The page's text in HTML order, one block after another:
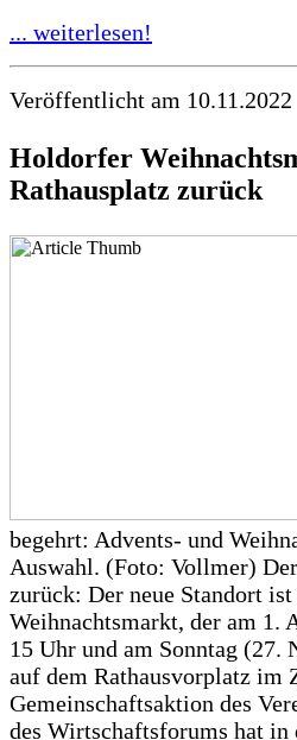
... weiterlesen!
Veröffentlicht am 10.11.2022
Holdorfer
Rathausplatz zurück
begehrt: Advents- und
Auswahl. (Foto: Vollmer)
zurück: Der neue Standort
Weihnachtsmarkt, der am 1.
15 Uhr und am Sonntag (27.
auf dem Rathausvorplatz im
Gemeinschaftsaktion des
des Wirtschaftsforums hat in